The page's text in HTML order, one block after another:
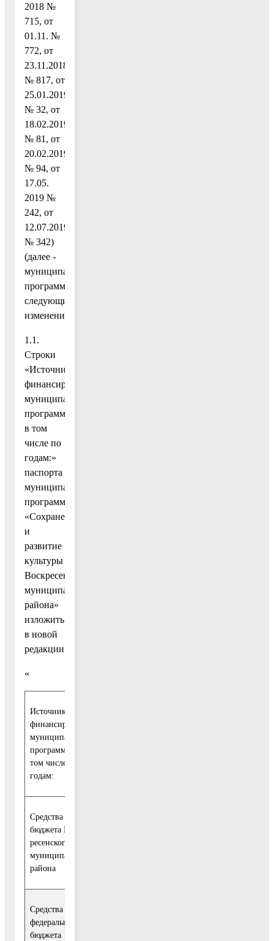
2018 №
715, от
01.11. №
772, от
23.11.2018
№ 817, от
25.01.2019
№ 32, от
18.02.2019
№ 81, от
20.02.2019
№ 94, от
17.05.
2019 №
242, от
12.07.2019
№ 342)
(далее -
муниципальная
программа),
следующие
изменения:
1.1.
Строки
«Источники
финансирования
муниципальной
программы,
в том
числе по
годам:»
паспорта
муниципальной
программы
«Сохранение
и
развитие
культуры
Воскресенского
муниципального
района»
изложить
в новой
редакции:
«
Источники
финансирования
муниципальной
программы, в
том числе по
годам:
Средства
бюджета Воск-
ресенского
муниципального
района
Средства
федерального
бюджета